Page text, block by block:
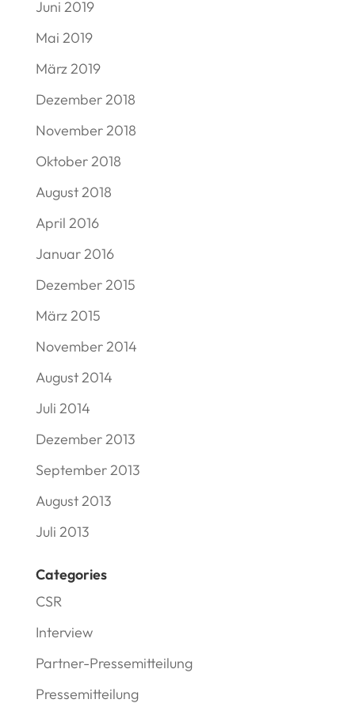
Juni 2019
Mai 2019
März 2019
Dezember 2018
November 2018
Oktober 2018
August 2018
April 2016
Januar 2016
Dezember 2015
März 2015
November 2014
August 2014
Juli 2014
Dezember 2013
September 2013
August 2013
Juli 2013
Categories
CSR
Interview
Partner-Pressemitteilung
Pressemitteilung